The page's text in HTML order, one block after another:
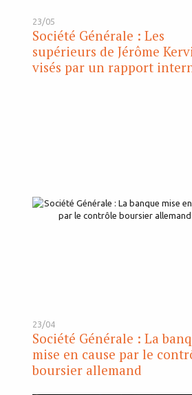
23/05
Société Générale : Les
supérieurs de Jérôme
visés par un rapport
23/04
Société Générale : La
mise en cause par le
boursier allemand